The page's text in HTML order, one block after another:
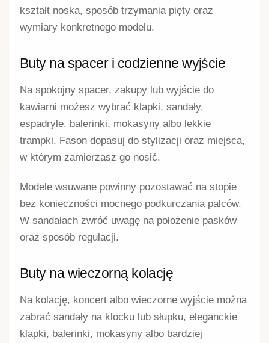
kształt noska, sposób trzymania pięty oraz
wymiary konkretnego modelu.
Buty na spacer i codzienne wyjście
Na spokojny spacer, zakupy lub wyjście do
kawiarni możesz wybrać klapki, sandały,
espadryle, balerinki, mokasyny albo lekkie
trampki. Fason dopasuj do stylizacji oraz miejsca,
w którym zamierzasz go nosić.
Modele wsuwane powinny pozostawać na stopie
bez konieczności mocnego podkurczania palców.
W sandałach zwróć uwagę na położenie pasków
oraz sposób regulacji.
Buty na wieczorną kolację
Na kolację, koncert albo wieczorne wyjście można
zabrać sandały na klocku lub słupku, eleganckie
klapki, balerinki, mokasyny albo bardziej